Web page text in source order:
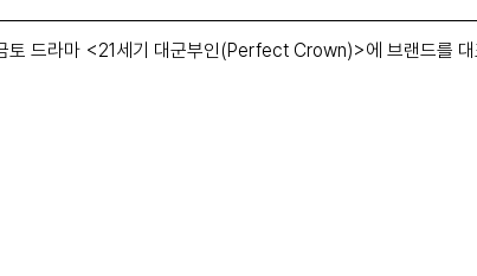
토 드라마 <21세기 대군부인(Perfect Crown)>에 브랜드를